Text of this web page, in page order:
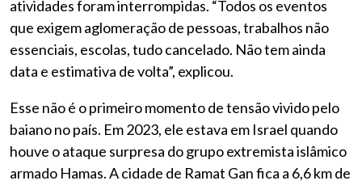
atividades foram interrompidas. “Todos os eventos
que exigem aglomeração de pessoas, trabalhos não
essenciais, escolas, tudo cancelado. Não tem ainda
data e estimativa de volta”, explicou.
Esse não é o primeiro momento de tensão vivido pelo
baiano no país. Em 2023, ele estava em Israel quando
houve o ataque surpresa do grupo extremista islâmico
armado Hamas. A cidade de Ramat Gan fica a 6,6 km de